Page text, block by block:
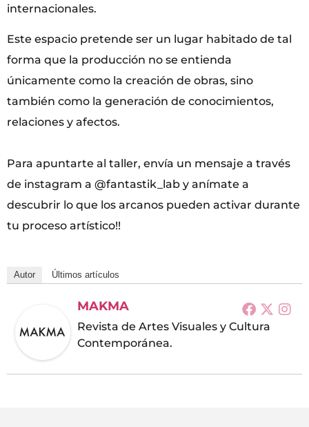
internacionales.
Este espacio pretende ser un lugar habitado de tal
forma que la producción no se entienda
únicamente como la creación de obras, sino
también como la generación de conocimientos,
relaciones y afectos.
Para apuntarte al taller, envía un mensaje a través
de instagram a @fantastik_lab y anímate a
descubrir lo que los arcanos pueden activar durante
tu proceso artístico!!
Autor Últimos artículos
MAKMA
Revista de Artes Visuales y Cultura
Contemporánea.